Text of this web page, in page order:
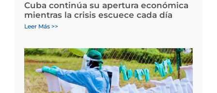
Cuba continúa su apertura económica
mientras la crisis escuece cada día
Leer Más >>